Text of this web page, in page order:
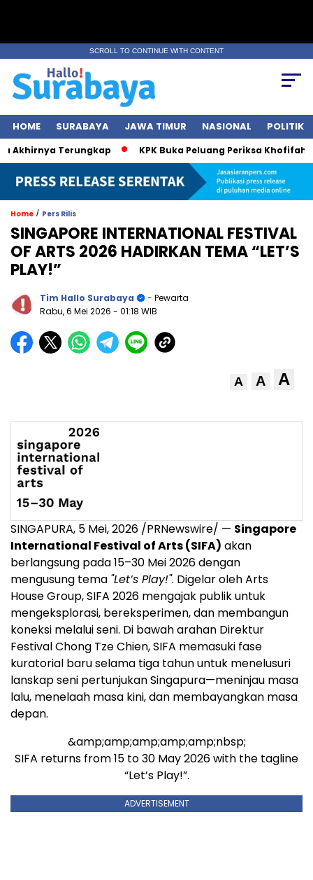
SCROLL TO CONTINUE WITH CONTENT
HOME SURABAYA JAWA TIMUR NASIONAL POLITIK
Terungkap KPK Buka Peluang Periksa Khofifah
Home / Pers Rilis
SINGAPORE INTERNATIONAL FESTIVAL
OF ARTS 2026 HADIRKAN TEMA “LET’S
PLAY!”
Tim Hallo Surabaya
- Pewarta
Rabu, 6 Mei 2026 - 01:18 WIB
A A A
SINGAPURA, 5 Mei, 2026 /PRNewswire/ — Singapore
International Festival of Arts (SIFA) akan
berlangsung pada 15–30 Mei 2026 dengan
mengusung tema "Let’s Play!". Digelar oleh Arts
House Group, SIFA 2026 mengajak publik untuk
mengeksplorasi, bereksperimen, dan membangun
koneksi melalui seni. Di bawah arahan Direktur
Festival Chong Tze Chien, SIFA memasuki fase
kuratorial baru selama tiga tahun untuk menelusuri
lanskap seni pertunjukan Singapura—meninjau masa
lalu, menelaah masa kini, dan membayangkan masa
depan.
&amp;amp;amp;amp;amp;nbsp;
SIFA returns from 15 to 30 May 2026 with the tagline
“Let’s Play!”.
ADVERTISEMENT